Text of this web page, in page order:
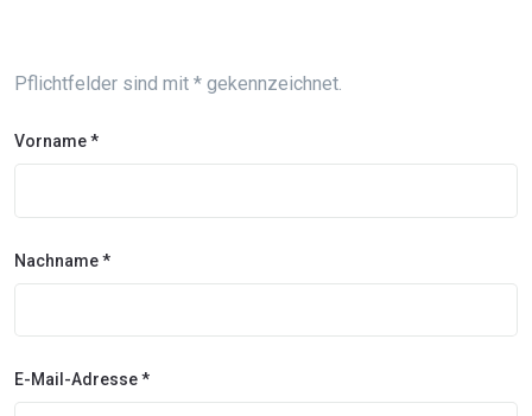
Pflichtfelder sind mit * gekennzeichnet.
Vorname *
Nachname *
E-Mail-Adresse *